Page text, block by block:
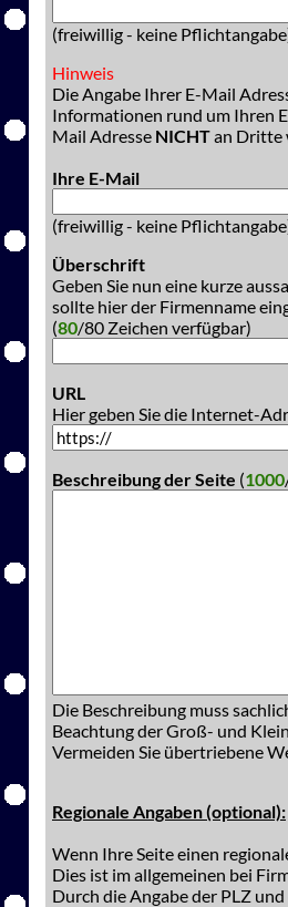
(freiwillig - keine
Hinweis
Die Angabe Ihrer E-Mail
Informationen rund um Ihren
Mail Adresse NICHTan Dritte
Ihre E-Mail
(freiwillig - keine
Überschrift
Geben Sie nun eine kurze
sollte hier der Firmenname
(80/80 Zeichen verfügbar)
URL
Hier geben Sie die Internet-
Beschreibung der Seite (1000
Die Beschreibung muss
Beachtung der Groß- und
Vermeiden Sie übertriebene
Regionale Angaben (optional):
Wenn Ihre Seite einen
Dies ist im allgemeinen bei
Durch die Angabe der PLZ